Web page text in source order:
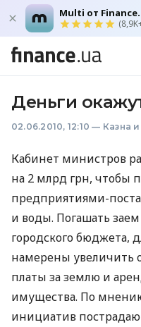
Multi от
Деньги
02.06.2010, 12:10 — Казна
Кабинет министров
на 2 млрд грн, чтобы
предприятиями-
и воды. Погашать
городского бюджета,
намерены увеличить
платы за землю и
имущества. По
инициатив